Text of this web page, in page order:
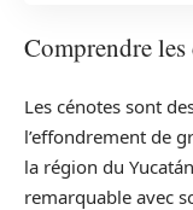
Comprendre les
Les cénotes sont
l’effondrement de
la région du
remarquable avec